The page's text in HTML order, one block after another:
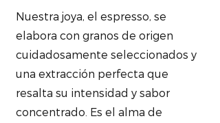
Nuestra joya, el espresso, se
elabora con granos de origen
cuidadosamente seleccionados y
una extracción perfecta que
resalta su intensidad y sabor
concentrado. Es el alma de